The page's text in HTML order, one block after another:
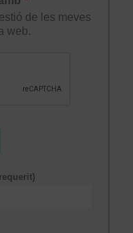
de les meves
web.